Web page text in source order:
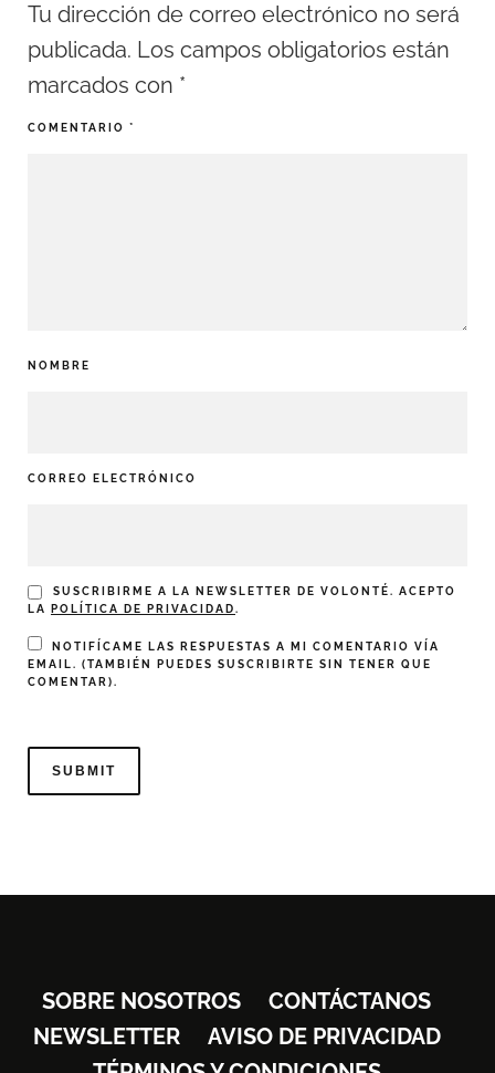
Tu dirección de correo electrónico no será
publicada. Los campos obligatorios están
marcados con *
COMENTARIO *
NOMBRE
CORREO ELECTRÓNICO
SUSCRIBIRME A LA NEWSLETTER DE VOLONTÉ. ACEPTO
LA
POLÍTICA DE PRIVACIDAD.
NOTIFÍCAME LAS RESPUESTAS A MI COMENTARIO VÍA
EMAIL. (TAMBIÉN PUEDES SUSCRIBIRTE SIN TENER QUE
COMENTAR).
SOBRE NOSOTROS
CONTÁCTANOS
NEWSLETTER
AVISO DE PRIVACIDAD